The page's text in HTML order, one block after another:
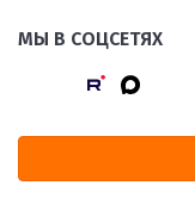
МЫ В СОЦСЕТЯХ